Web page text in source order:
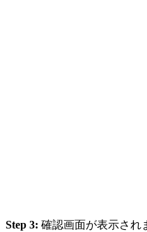
Step 3: 確認画面が表示され